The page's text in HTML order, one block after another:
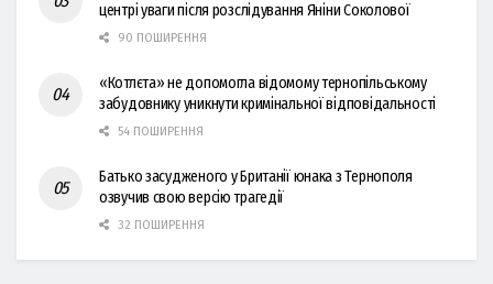
центрі уваги після розслідування Яніни Соколової
90 ПОШИРЕННЯ
«Котлєта» не допомогла відомому тернопільському
забудовнику уникнути кримінальної відповідальності
54 ПОШИРЕННЯ
Батько засудженого у Британії юнака з Тернополя
озвучив свою версію трагедії
32 ПОШИРЕННЯ